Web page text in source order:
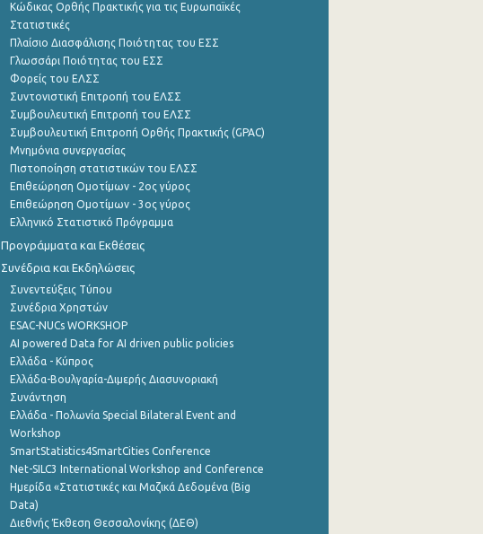
Κώδικας Ορθής Πρακτικής για τις Ευρωπαϊκές
Στατιστικές
Πλαίσιο Διασφάλισης Ποιότητας του ΕΣΣ
Γλωσσάρι Ποιότητας του ΕΣΣ
Φορείς του ΕΛΣΣ
Συντονιστική Επιτροπή του ΕΛΣΣ
Συμβουλευτική Επιτροπή του ΕΛΣΣ
Συμβουλευτική Επιτροπή Ορθής Πρακτικής (GPAC)
Μνημόνια συνεργασίας
Πιστοποίηση στατιστικών του ΕΛΣΣ
Επιθεώρηση Ομοτίμων - 2ος γύρος
Επιθεώρηση Ομοτίμων - 3ος γύρος
Ελληνικό Στατιστικό Πρόγραμμα
Προγράμματα και Εκθέσεις
Συνέδρια και Εκδηλώσεις
Συνεντεύξεις Τύπου
Συνέδρια Χρηστών
ESAC-NUCs WORKSHOP
AI powered Data for AI driven public policies
Ελλάδα - Κύπρος
Ελλάδα-Βουλγαρία-Διμερής Διασυνοριακή
Συνάντηση
Ελλάδα - Πολωνία Special Bilateral Event and
Workshop
SmartStatistics4SmartCities Conference
Net-SILC3 International Workshop and Conference
Ημερίδα «Στατιστικές και Μαζικά Δεδομένα (Big
Data)
Διεθνής Έκθεση Θεσσαλονίκης (ΔΕΘ)